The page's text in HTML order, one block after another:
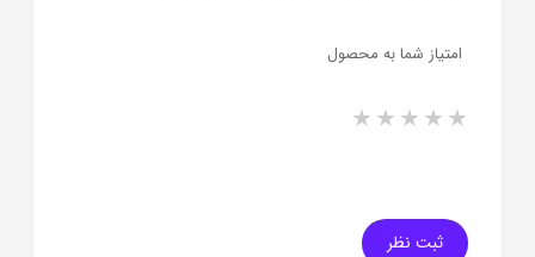
امتیاز شما به محصول
5 stars
4 stars
3 stars
2 stars
ثبت نظر